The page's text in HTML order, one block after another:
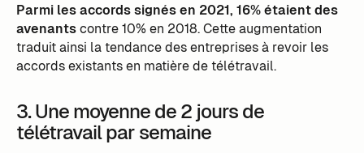
Parmi les accords signés en 2021, 16% étaient des
avenantscontre 10% en 2018. Cette augmentation
traduit ainsi la tendance des entreprises à revoir les
accords existants en matière de télétravail.
3. Une moyenne de 2 jours de
télétravail par semaine